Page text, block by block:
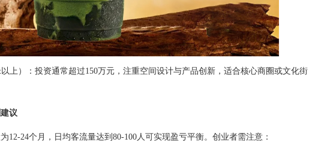
）：投资通常超过150万元，注重空间设计与产品创新，适合核心商圈或文化街
议
24个月，日均客流量达到80-100人可实现盈亏平衡。创业者需注意：